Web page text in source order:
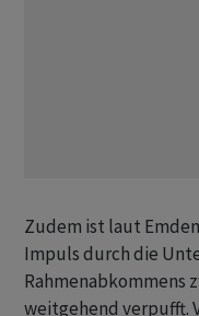
Zudem ist laut
Impuls durch die
Rahmenabkommens
weitgehend verpufft.